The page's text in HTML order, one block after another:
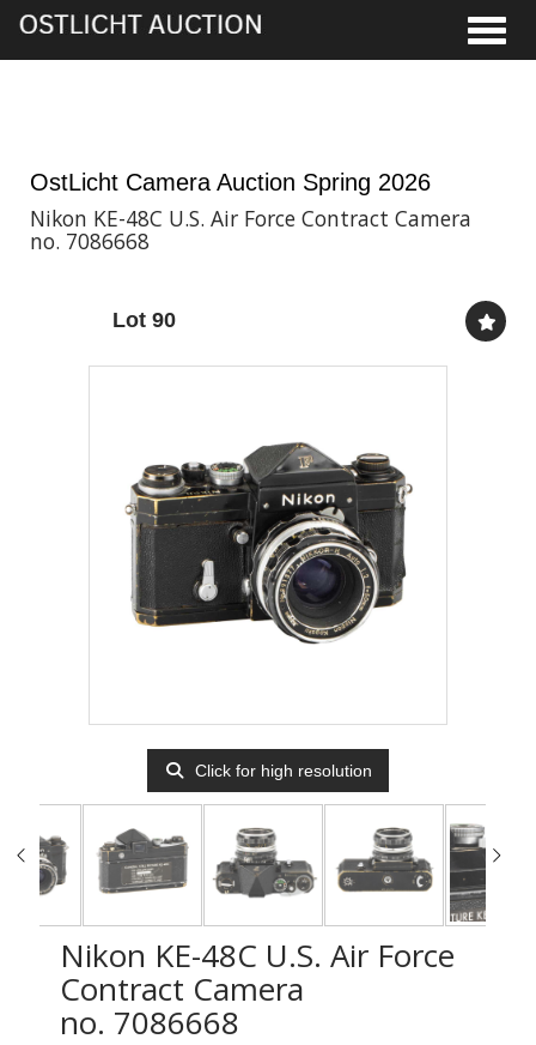
OstLicht Camera Auction Spring 2026
Nikon KE-48C U.S. Air Force Contract Camera
no. 7086668
Lot 90
Click for high resolution
Nikon KE-48C U.S. Air Force
Contract Camera
no. 7086668